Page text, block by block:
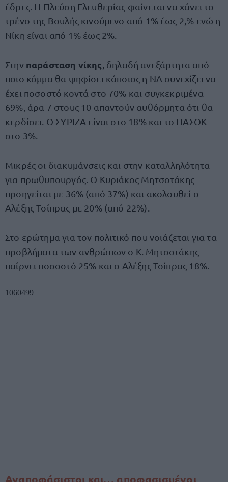
έδρες. Η Πλεύση Ελευθερίας φαίνεται να χάνει το
τρένο της Βουλής κινούμενο από 1% έως 2,% ενώ η
Νίκη είναι από 1% έως 2%.
Στην παράσταση νίκης , δηλαδή ανεξάρτητα από
ποιο κόμμα θα ψηφίσει κάποιος η ΝΔ συνεχίζει να
έχει ποσοστό κοντά στο 70% και συγκεκριμένα
69%, άρα 7 στους 10 απαντούν αυθόρμητα ότι θα
κερδίσει. Ο ΣΥΡΙΖΑ είναι στο 18% και το ΠΑΣΟΚ
στο 3%.
Μικρές οι διακυμάνσεις και στην καταλληλότητα
για πρωθυπουργός. Ο Κυριάκος Μητσοτάκης
προηγείται με 36% (από 37%) και ακολουθεί ο
Αλέξης Τσίπρας με 20% (από 22%).
Στο ερώτημα για τον πολιτικό που νοιάζεται για τα
προβλήματα των ανθρώπων ο Κ. Μητσοτάκης
παίρνει ποσοστό 25% και ο Αλέξης Τσίπρας 18%.
Αναποφάσιστοι και… αποφασισμένοι